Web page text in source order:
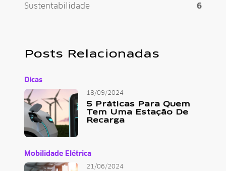
Sustentabilidade
6
Posts Relacionadas
Dicas
18/09/2024
5 Práticas Para Quem
Tem Uma Estação De
Recarga
Mobilidade Elétrica
21/06/2024